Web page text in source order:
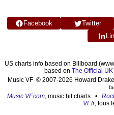
Facebook Twitter
US charts info based on Billboard
based on The Official
Music VF © 2007-2026 Howard
Music VF.com, music hit charts •
VF.fr, tous